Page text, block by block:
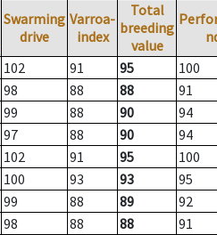
Swarming
drive
Varroa-
index
Total
breeding
value
102 91 95
100
98 88 88
91
99 88 90
94
97 88 90
94
102 91 95
100
100 93 93
95
99 88 89
92
98 88 88 91